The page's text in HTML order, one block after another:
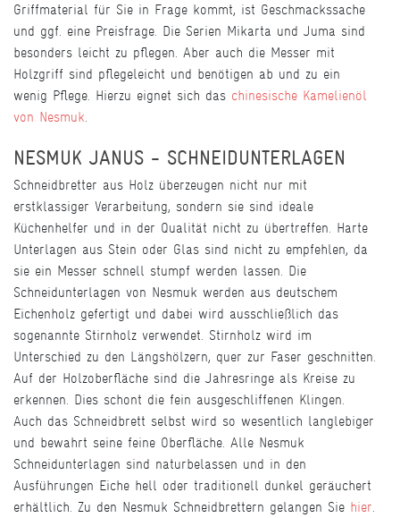
Griffmaterial für Sie in Frage kommt, ist Geschmackssache
und ggf. eine Preisfrage. Die Serien Mikarta und Juma sind
besonders leicht zu pflegen. Aber auch die Messer mit
Holzgriff sind pflegeleicht und benötigen ab und zu ein
wenig Pflege. Hierzu eignet sich das chinesische Kamelienöl
von Nesmuk.
NESMUK JANUS - SCHNEIDUNTERLAGEN
Schneidbretter aus Holz überzeugen nicht nur mit
erstklassiger Verarbeitung, sondern sie sind ideale
Küchenhelfer und in der Qualität nicht zu übertreffen. Harte
Unterlagen aus Stein oder Glas sind nicht zu empfehlen, da
sie ein Messer schnell stumpf werden lassen. Die
Schneidunterlagen von Nesmuk werden aus deutschem
Eichenholz gefertigt und dabei wird ausschließlich das
sogenannte Stirnholz verwendet. Stirnholz wird im
Unterschied zu den Längshölzern, quer zur Faser geschnitten.
Auf der Holzoberfläche sind die Jahresringe als Kreise zu
erkennen. Dies schont die fein ausgeschliffenen Klingen.
Auch das Schneidbrett selbst wird so wesentlich langlebiger
und bewahrt seine feine Oberfläche. Alle Nesmuk
Schneidunterlagen sind naturbelassen und in den
Ausführungen Eiche hell oder traditionell dunkel geräuchert
erhältlich. Zu den Nesmuk Schneidbrettern gelangen Sie hier.